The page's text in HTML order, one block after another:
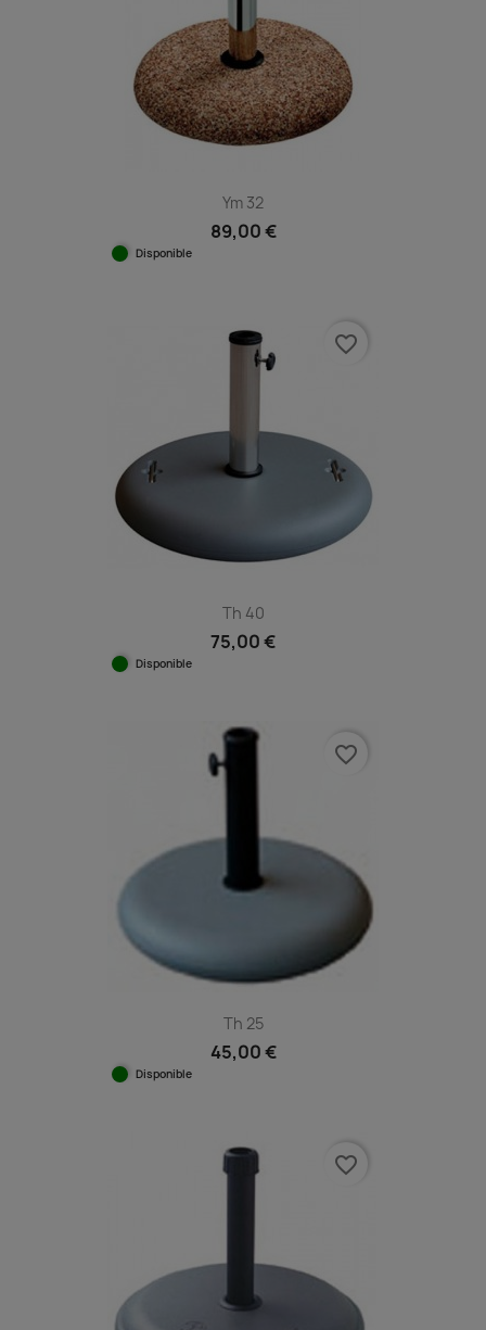
Ym 32
89,00 €
Disponible
Th 40
75,00 €
Disponible
favorite_border
Th 25
45,00 €
Disponible
favorite_border
favorite_border